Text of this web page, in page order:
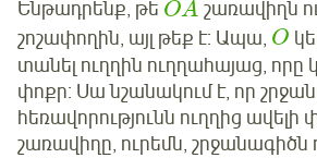
Ենթադրենք, թե OA շառավիղն
շոշափողին, այլ թեք է: Ապա, O
տանել ուղղին ուղղահայաց, որը
փոքր: Սա նշանակում է, որ
հեռավորությունն ուղղից ավելի
շառավիղը, ուրեմն, շրջանագիծն